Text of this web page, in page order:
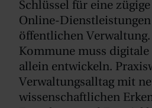
Schlüssel für eine
Online-
öffentlichen
Kommune muss
allein entwickeln.
Verwaltungsalltag mit
wissenschaftlichen